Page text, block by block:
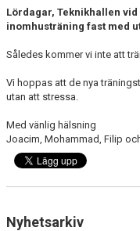
KONTAKT
Lördagar, Teknikhallen vid
inomhusträning fast med
Således kommer vi inte att
Vi hoppas att de nya
utan att stressa.
Med vänlig hälsning
Joacim, Mohammad, Filip
Nyhetsarkiv